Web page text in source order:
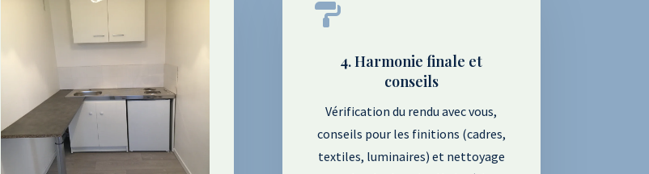

4. Harmonie finale et
conseils
Vérification du rendu avec vous,
conseils pour les finitions (cadres,
textiles, luminaires) et nettoyage